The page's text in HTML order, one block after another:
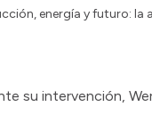
energía y futuro: la
su intervención,